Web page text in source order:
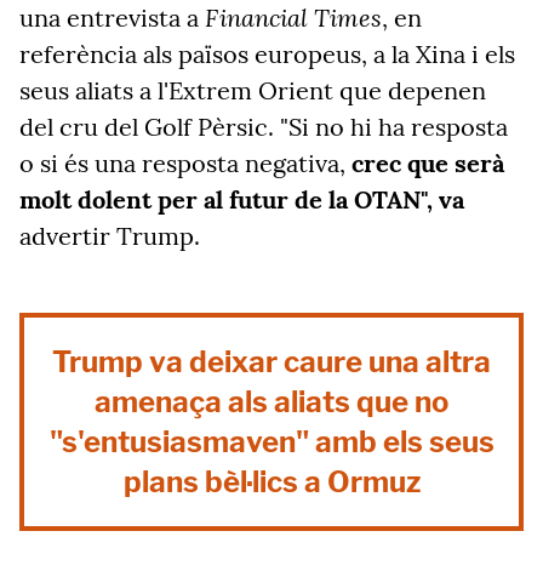
una entrevista a Financial Times, en
referència als països europeus, a la Xina i els
seus aliats a l'Extrem Orient que depenen
del cru del Golf Pèrsic. "Si no hi ha resposta
o si és una resposta negativa, crec que serà
molt dolent per al futur de la OTAN", va
advertir Trump.
Trump va deixar caure una altra
amenaça als aliats que no
"s'entusiasmaven" amb els seus
plans bèl·lics a Ormuz